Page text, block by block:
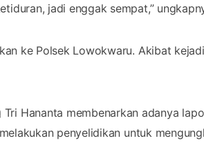
jadi enggak sempat,”
ke Polsek Lowokwaru. Akibat
Hananta membenarkan adanya
penyelidikan untuk